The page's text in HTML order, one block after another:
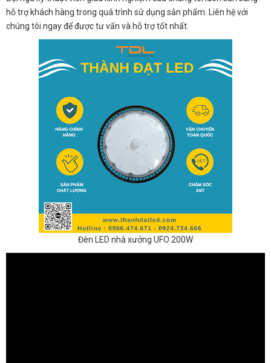
hỗ trợ khách hàng trong quá trình sử dụng sản phẩm. Liên hệ với
chúng tôi ngay để được tư vấn và hỗ trợ tốt nhất.
Đèn LED nhà xưởng UFO 200W